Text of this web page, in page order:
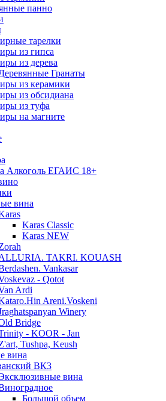
панно
тарелки
из гипса
из дерева
Гранаты
из керамики
из обсидиана
из туфа
на магните
Алкоголь ЕГАИС 18+
вина
Karas Classic
Karas NEW
TAKRI. KOUASH
Vankasar
- Qotot
Ardi
Areni.Voskeni
Winery
Bridge
- KOOR - Jan
Tushpa, Keush
вина
ВК3
вина
Большой объем